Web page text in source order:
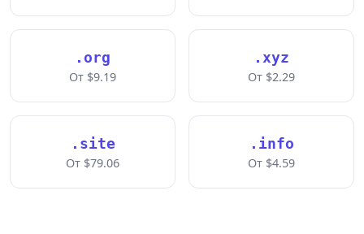
.org
От $9.19
.xyz
От $2.29
.site
От $79.06
.info
От $4.59